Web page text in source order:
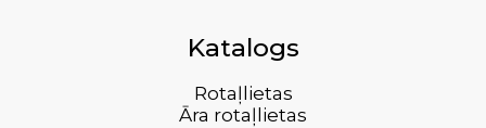
Katalogs
Rotaļlietas
Āra rotaļlietas